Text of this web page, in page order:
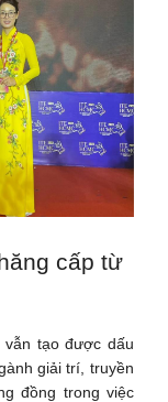
cấp từ
vẫn tạo được dấu
giải trí, truyền
đồng trong việc